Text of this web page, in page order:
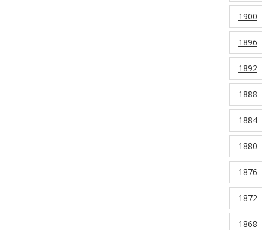
1900
1896
1892
1888
1884
1880
1876
1872
1868